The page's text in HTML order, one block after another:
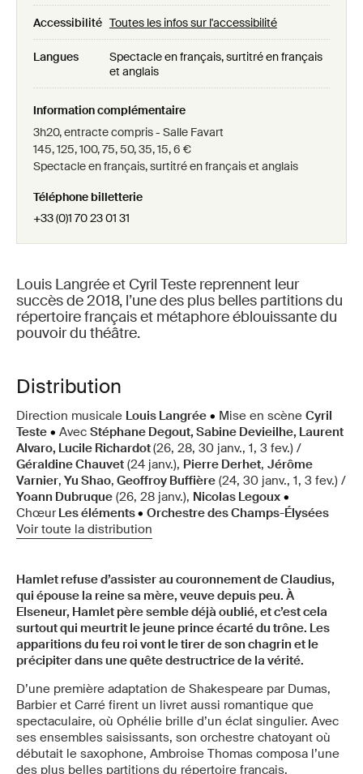
Louis Langrée et Cyril Teste reprennent leur
succès de 2018, l’une des plus belles partitions du
répertoire français et métaphore éblouissante du
pouvoir du théâtre.
Distribution
Direction musicale Louis Langrée • Mise en scène Cyril
Teste • Avec Stéphane Degout, Sabine Devieilhe, Laurent
Alvaro, Lucile Richardot(26, 28, 30 janv., 1, 3 fev.) /
Géraldine Chauvet (24 janv.), Pierre Derhet, Jérôme
Varnier, Yu Shao, Geoffroy Buffière (24, 30 janv., 1, 3 fev.) /
Yoann Dubruque (26, 28 janv.), Nicolas Legoux •
Chœur Les éléments• Orchestre des Champs-Élysées
Voir toute la distribution
Hamlet refuse d’assister au couronnement de Claudius,
qui épouse la reine sa mère, veuve depuis peu. À
Elseneur, Hamlet père semble déjà oublié, et c’est cela
surtout qui meurtrit le jeune prince écarté du trône. Les
apparitions du feu roi vont le tirer de son chagrin et le
précipiter dans une quête destructrice de la vérité.
D’une première adaptation de Shakespeare par Dumas,
Barbier et Carré firent un livret aussi romantique que
spectaculaire, où Ophélie brille d’un éclat singulier. Avec
ses ensembles saisissants, son orchestre chatoyant où
débutait le saxophone, Ambroise Thomas composa l’une
des plus belles partitions du répertoire français.
Accessibilité Toutes les infos sur l'accessibilité
Langues
Spectacle en français, surtitré en français
et anglais
Information complémentaire
3h20, entracte compris - Salle Favart
145, 125, 100, 75, 50, 35, 15, 6 €
Spectacle en français, surtitré en français et anglais
Téléphone billetterie
+33 (0)1 70 23 01 31